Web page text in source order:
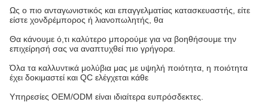
Ως ο πιο ανταγωνιστικός και επαγγελματίας κατασκευαστής, είτε
είστε χονδρέμπορος ή λιανοπωλητής, θα
Θα κάνουμε ό,τι καλύτερο μπορούμε για να βοηθήσουμε την
επιχείρησή σας να αναπτυχθεί πιο γρήγορα.
Όλα τα καλλυντικά μολύβια μας με υψηλή ποιότητα, η ποιότητα
έχει δοκιμαστεί και QC ελέγχεται κάθε
Υπηρεσίες OEM/ODM είναι ιδιαίτερα ευπρόσδεκτες.